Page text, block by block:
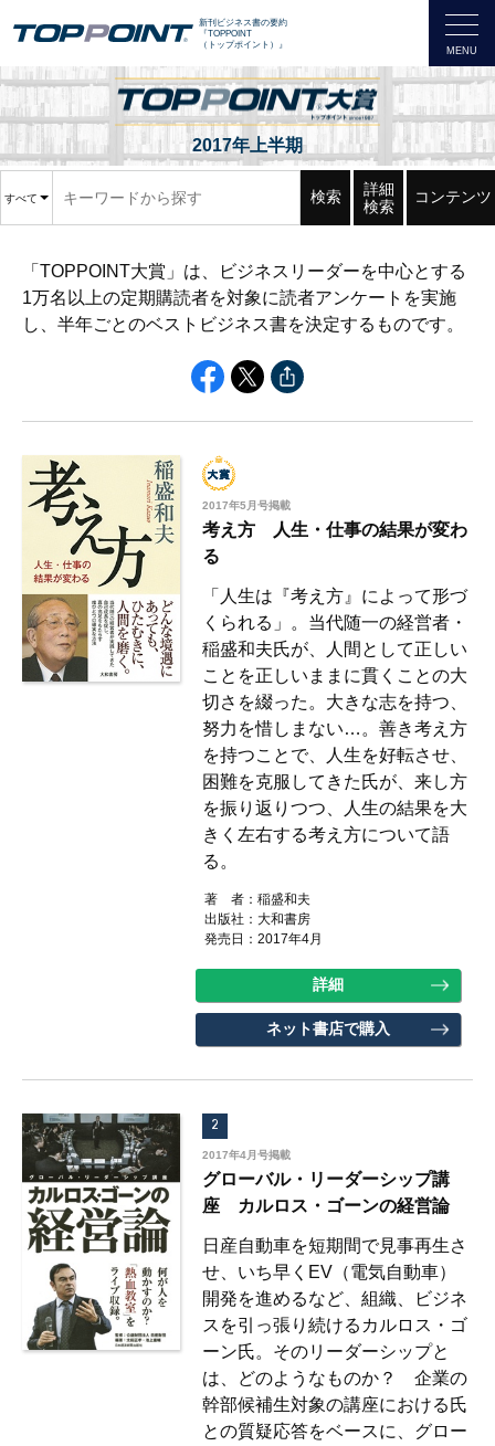
新刊ビジネス書の要約
『TOPPOINT
（トップポイント）』
2017年上半期
すべて 検索
詳細
検索
コンテンツ
「TOPPOINT大賞」は、ビジネスリーダーを中心とする
1万名以上の定期購読者を対象に読者アンケートを実施
し、半年ごとのベストビジネス書を決定するものです。
2017年5月号掲載
考え方 人生・仕事の結果が変わ
る
「人生は『考え方』によって形づ
くられる」。当代随一の経営者・
稲盛和夫氏が、人間として正しい
ことを正しいままに貫くことの大
切さを綴った。大きな志を持つ、
努力を惜しまない…。善き考え方
を持つことで、人生を好転させ、
困難を克服してきた氏が、来し方
を振り返りつつ、人生の結果を大
きく左右する考え方について語
る。
著 者：稲盛和夫
出版社：大和書房
発売日：2017年4月
詳細
ネット書店で購入
2
2017年4月号掲載
グローバル・リーダーシップ講
座 カルロス・ゴーンの経営論
日産自動車を短期間で見事再生さ
せ、いち早くEV（電気自動車）
開発を進めるなど、組織、ビジネ
スを引っ張り続けるカルロス・ゴ
ーン氏。そのリーダーシップと
は、どのようなものか？ 企業の
幹部候補生対象の講座における氏
との質疑応答をベースに、グロー